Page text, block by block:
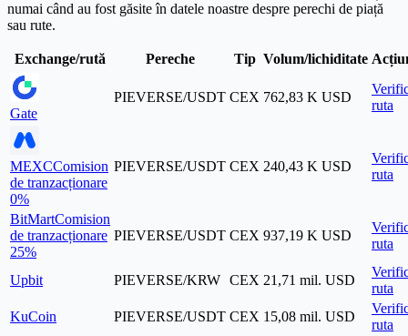
numai când au fost găsite în datele noastre despre perechi de piață
sau rute.
Exchange/rută Pereche Tip Volum/lichiditate
Gate
PIEVERSE/USDT CEX 762,83 K USD
ruta
MEXCComision
de tranzacționare
0%
PIEVERSE/USDT CEX 240,43 K USD
ruta
BitMartComision
de tranzacționare
25%
PIEVERSE/USDT CEX 937,19 K USD
ruta
Upbit PIEVERSE/KRW CEX 21,71 mil. USD
ruta
KuCoin
PIEVERSE/USDT CEX 15,08 mil. USD
ruta